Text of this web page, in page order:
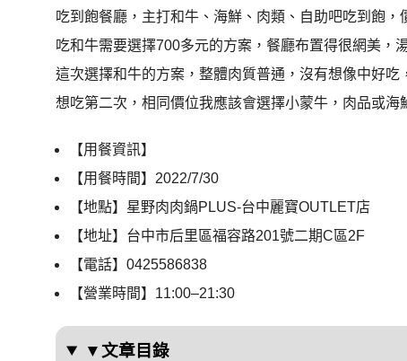
吃到飽餐廳，主打和牛、海鮮、肉類、自助吧吃到飽
吃和牛需要選擇700多元的方案，餐廳布置得很網美，
這次選擇和牛的方案，整體肉質普通，沒有想像中好
想吃第二次，相同價位我應該會選擇小蒙牛，肉品或海
【用餐資訊】
【用餐時間】 2022/7/30
【地點】星野肉肉鍋PLUS-台中麗寶OUTLET店
【地址】台中市后里區福容路201號二期C區2F
【電話】0425586838
【營業時間】11:00–21:30
▼文章目錄